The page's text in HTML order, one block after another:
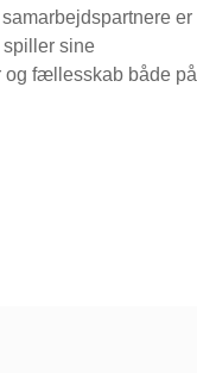
er
sine
og fællesskab både på